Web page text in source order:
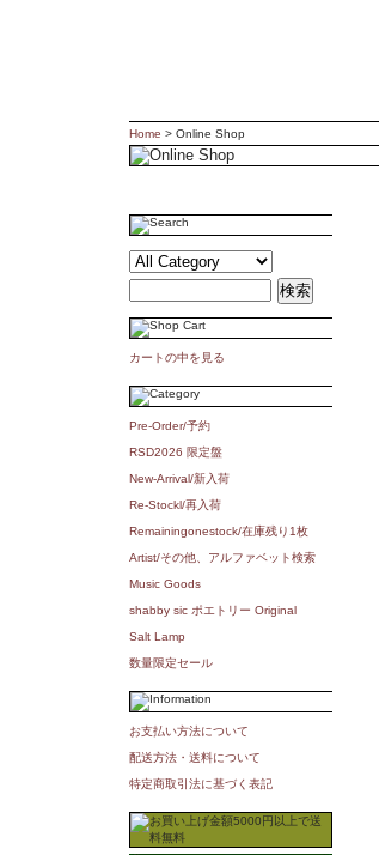
Home > Online Shop
カートの中を見る
Pre-Order/予約
RSD2026 限定盤
New-Arrival/新入荷
Re-Stockl/再入荷
Remainingonestock/在庫残り1枚
Artist/その他、アルファベット検索
Music Goods
shabby sic ポエトリー Original
Salt Lamp
数量限定セール
お支払い方法について
配送方法・送料について
特定商取引法に基づく表記